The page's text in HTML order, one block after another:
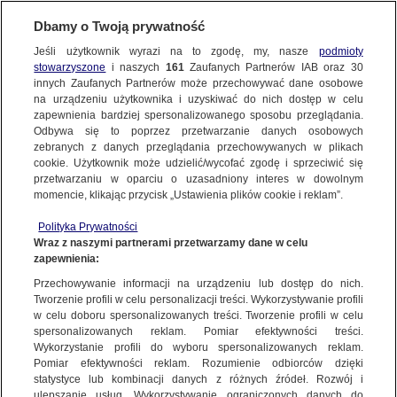
KONTAKT24|NAJNOWSZE
W 100 dni przeszli 3000 kilometrów
dookoła Islandii. "Często maszerowaliśmy
na przełaj"
KONTAKT24
Wyślij Materiał
WYŚLIJ MATERIAŁ
NAJNOWSZE
GORĄCE TEMATY
WIĘCEJ
KANAŁY
Dzień dobry!
Jedno konto do wszystkich usług
Dbamy o Twoją prywatność
Jeśli użytkownik wyrazi na to zgodę, my, nasze podmioty
stowarzyszone i naszych 161Zaufanych Partnerów IAB oraz 30
innych Zaufanych Partnerów może przechowywać dane osobowe
na urządzeniu użytkownika i uzyskiwać do nich dostęp w celu
zapewnienia bardziej spersonalizowanego sposobu przeglądania.
Odbywa się to poprzez przetwarzanie danych osobowych
zebranych z danych przeglądania przechowywanych w plikach
cookie. Użytkownik może udzielić/wycofać zgodę i sprzeciwić się
przetwarzaniu w oparciu o uzasadniony interes w dowolnym
momencie, klikając przycisk „Ustawienia plików cookie i reklam”.
Polityka Prywatności
Wraz z naszymi partnerami przetwarzamy dane w celu
zapewnienia:
Przechowywanie informacji na urządzeniu lub dostęp do nich.
Tworzenie profili w celu personalizacji treści. Wykorzystywanie profili
w celu doboru spersonalizowanych treści. Tworzenie profili w celu
spersonalizowanych reklam. Pomiar efektywności treści.
Wykorzystanie profili do wyboru spersonalizowanych reklam.
Pomiar efektywności reklam. Rozumienie odbiorców dzięki
statystyce lub kombinacji danych z różnych źródeł. Rozwój i